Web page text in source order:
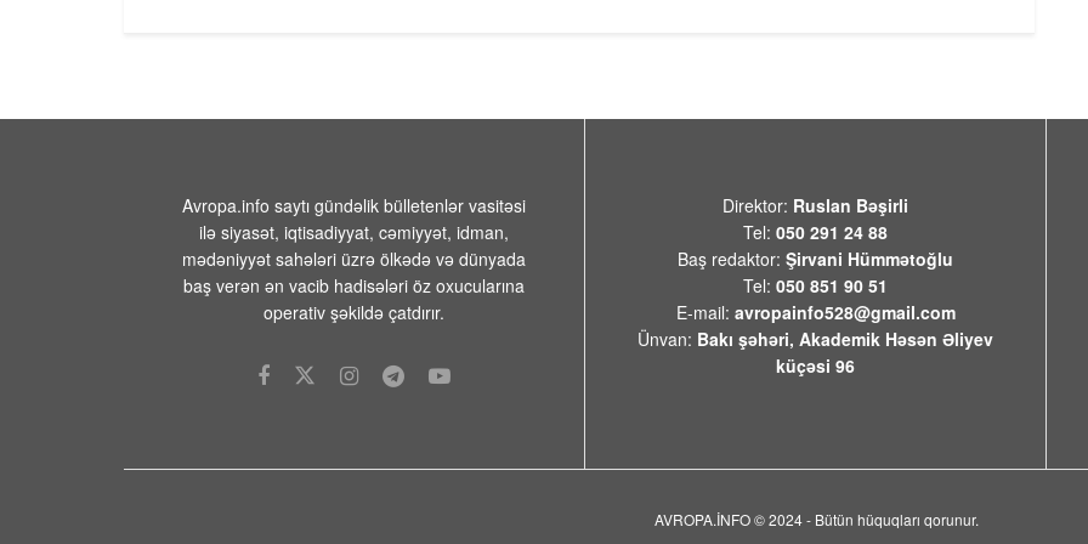
Avropa.info saytı gündəlik bülletenlər vasitəsi
ilə siyasət, iqtisadiyyat, cəmiyyət, idman,
mədəniyyət sahələri üzrə ölkədə və dünyada
baş verən ən vacib hadisələri öz oxucularına
operativ şəkildə çatdırır.
Direktor: Ruslan Bəşirli
Tel: 050 291 24 88
Baş redaktor: Şirvani Hümmətoğlu
Tel: 050 851 90 51
E-mail: avropainfo528@gmail.com
Ünvan: Bakı şəhəri, Akademik Həsən Əliyev
küçəsi 96
AVROPA.İNFO © 2024 - Bütün hüquqları qorunur.